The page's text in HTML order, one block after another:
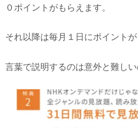
０ポイントがもらえます。
それ以降は毎月１日にポイントが
言葉で説明するのは意外と難し